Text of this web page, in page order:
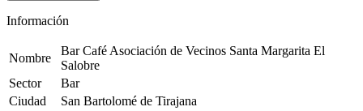
Información
Nombre
Bar Café Asociación de Vecinos Santa Margarita El
Salobre
Sector
Bar
Ciudad
San Bartolomé de Tirajana